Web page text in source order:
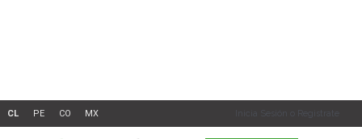
Inicia Sesión o Registrate